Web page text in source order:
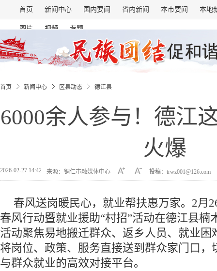
首页 新闻中心 国内要闻 省内新闻 本市要闻 本地
图片 视频 专题
首页 新闻中心 区县动态 德江县
6000余人参与！德江
火爆
2026-02-27 14:42 来源：铜仁市融媒体中心 投稿：trwz001@126.com
春风送岗暖民心，就业帮扶惠万家。2月
春风行动暨就业援助“村招”活动在德江县楠
活动聚焦易地搬迁群众、返乡人员、就业困
将岗位、政策、服务直接送到群众家门口，
与群众就业的高效对接平台。